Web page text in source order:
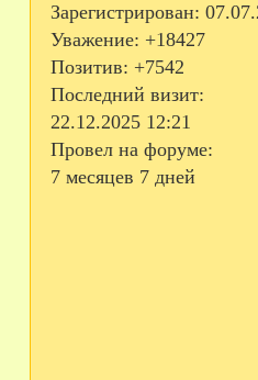
Зарегистрирован:
Уважение: +18427
Позитив: +7542
Последний визит:
22.12.2025 12:21
Провел на форуме:
7 месяцев 7 дней